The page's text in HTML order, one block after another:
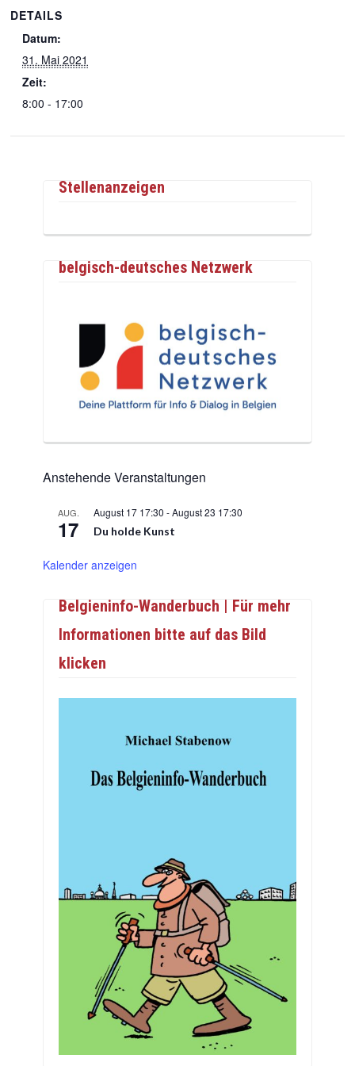
DETAILS
Datum:
31. Mai 2021
Zeit:
8:00 - 17:00
Stellenanzeigen
belgisch-deutsches Netzwerk
Anstehende Veranstaltungen
AUG.
17
August 17 17:30 -August 23 17:30
Du holde Kunst
Kalender anzeigen
Belgieninfo-Wanderbuch | Für mehr
Informationen bitte auf das Bild
klicken